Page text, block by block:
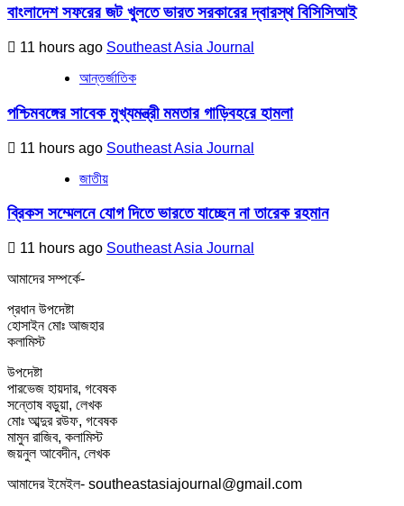
বাংলাদেশ সফরের জট খুলতে ভারত সরকারের দ্বারস্থ বিসিসিআই
11 hours ago Southeast Asia Journal
আন্তর্জাতিক
পশ্চিমবঙ্গের সাবেক মুখ্যমন্ত্রী মমতার গাড়িবহরে হামলা
11 hours ago Southeast Asia Journal
জাতীয়
ব্রিকস সম্মেলনে যোগ দিতে ভারতে যাচ্ছেন না তারেক রহমান
11 hours ago Southeast Asia Journal
আমাদের সম্পর্কে-
প্রধান উপদেষ্টা
হোসাইন মোঃ আজহার
কলামিস্ট
উপদেষ্টা
পারভেজ হায়দার, গবেষক
সন্তোষ বড়ুয়া, লেখক
মোঃ আব্দুর রউফ, গবেষক
মামুন রাজিব, কলামিস্ট
জয়নুল আবেদীন, লেখক
আমাদের ইমেইল- southeastasiajournal@gmail.com